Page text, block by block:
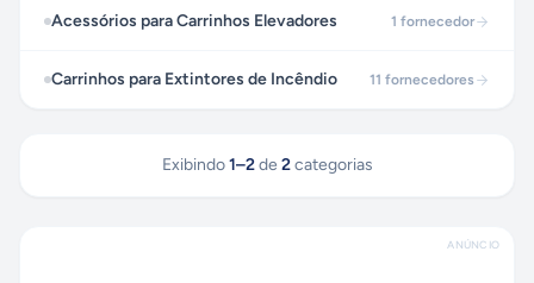
Acessórios para Carrinhos Elevadores 1 fornecedor
Carrinhos para Extintores de Incêndio 11 fornecedores
Exibindo 1–2 de 2 categorias
ANÚNCIO